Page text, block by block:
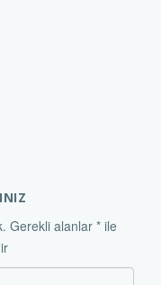
Gerekli alanlar * ile